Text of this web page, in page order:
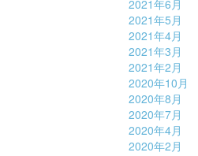
2021年6月
2021年5月
2021年4月
2021年3月
2021年2月
2020年10月
2020年8月
2020年7月
2020年4月
2020年2月